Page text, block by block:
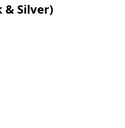
& Silver)